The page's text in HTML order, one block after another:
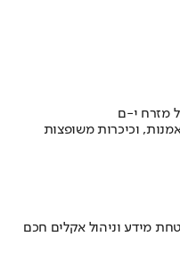
מזרח י-ם
וכיכרות משופצות
מידע וניהול אקלים חכם